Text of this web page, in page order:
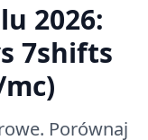
2026:
7shifts
mc)
Porównaj